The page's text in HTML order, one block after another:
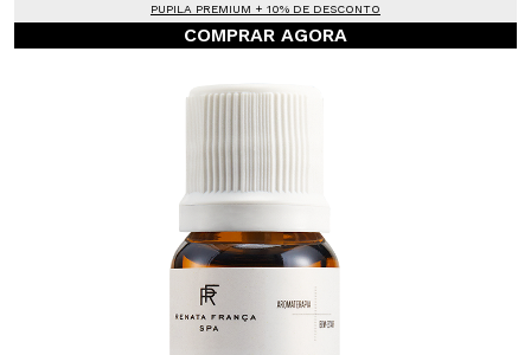
PUPILA PREMIUM + 10% DE DESCONTO
COMPRAR AGORA